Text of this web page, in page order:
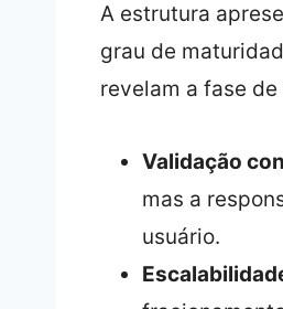
A estrutura
grau de
revelam a fase
Validação
mas a
usuário.